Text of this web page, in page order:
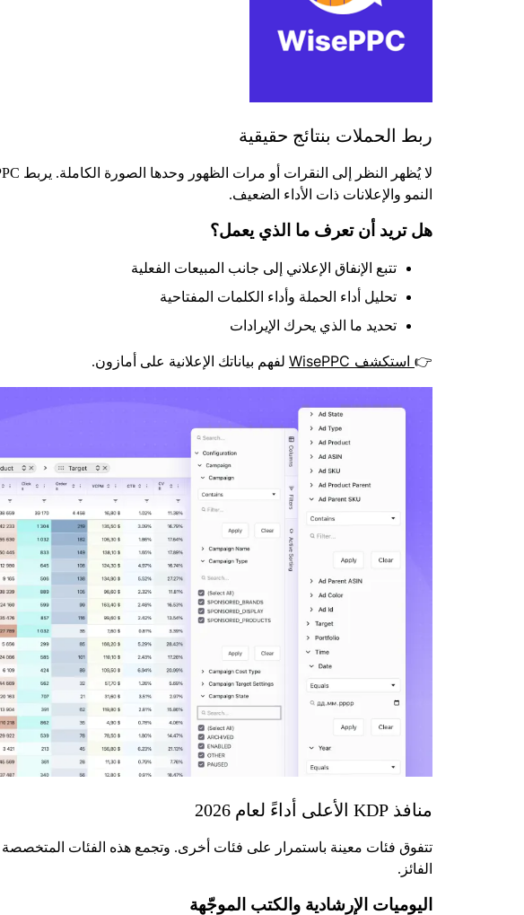
ربط الحملات بنتائج حقيقية
النمو والإعلانات ذات الأداء الضعيف.
هل تريد أن تعرف ما الذي يعمل؟
تتبع الإنفاق الإعلاني إلى جانب المبيعات الفعلية
تحليل أداء الحملة وأداء الكلمات المفتاحية
تحديد ما الذي يحرك الإيرادات
👉 استكشف WisePPC لفهم بياناتك الإعلانية على أمازون.
منافذ KDP الأعلى أداءً لعام 2026
تتفوق فئات معينة باستمرار على فئات أخرى. وتجمع هذه الفئات المتخصصة
الفائز.
اليوميات الإرشادية والكتب الموجّهة